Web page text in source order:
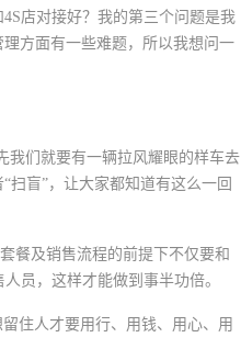
店对接好？我的第三个问题是我
方面有一些难题，所以我想问一
我们就要有一辆拉风耀眼的样车去
盲”，让大家都知道有这么一回
餐及销售流程的前提下不仅要和
员，这样才能做到事半功倍。
住人才要用行、用钱、用心、用